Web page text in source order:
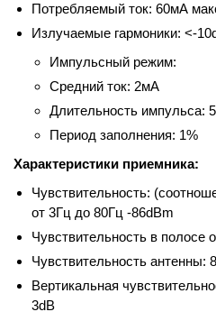
Потребляемый ток: 60мА
Излучаемые гармоники: <-
Импульсный режим:
Средний ток: 2мА
Длительность импульса:
Период заполнения: 1%
Характеристики приемника:
Чувствительность:
от 3Гц до 80Гц -86dBm
Чувствительность в полосе
Чувствительность антенны:
Вертикальная
3dB